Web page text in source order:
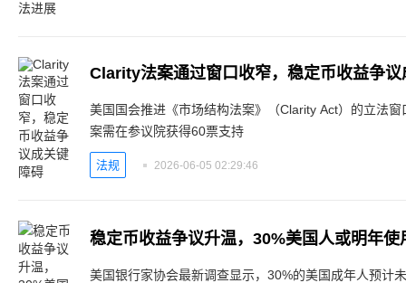
Clarity法案通过窗口收窄，稳定币收益争议
美国国会推进《市场结构法案》（Clarity Act）的立法
案需在参议院获得60票支持
法规 2026-06-05 02:29:46
稳定币收益争议升温，30%美国人或明年使
美国银行家协会最新调查显示，30%的美国成年人预计